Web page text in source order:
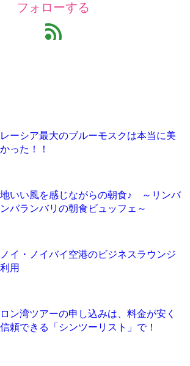
フォローする
feed
ーシア最大のブルーモスクは本当に美
った！！
いい風を感じながらの朝食♪ ～リンバ
バランバリの朝食ビュッフェ～
イ・ノイバイ空港のビジネスラウンジ
用
ン湾ツアーの申し込みは、料金が安く
頼できる「シンツーリスト」で！